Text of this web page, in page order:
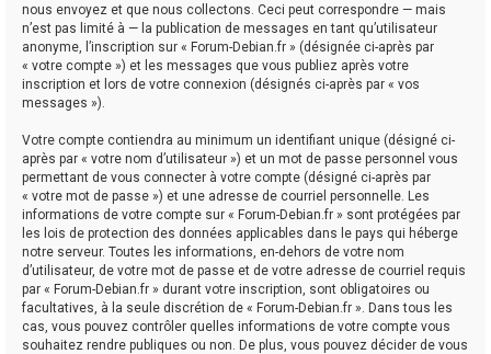
nous envoyez et que nous collectons. Ceci peut correspondre — mais
n’est pas limité à — la publication de messages en tant qu’utilisateur
anonyme, l’inscription sur « Forum-Debian.fr » (désignée ci-après par
« votre compte ») et les messages que vous publiez après votre
inscription et lors de votre connexion (désignés ci-après par « vos
messages »).
Votre compte contiendra au minimum un identifiant unique (désigné ci-
après par « votre nom d’utilisateur ») et un mot de passe personnel vous
permettant de vous connecter à votre compte (désigné ci-après par
« votre mot de passe ») et une adresse de courriel personnelle. Les
informations de votre compte sur « Forum-Debian.fr » sont protégées par
les lois de protection des données applicables dans le pays qui héberge
notre serveur. Toutes les informations, en-dehors de votre nom
d’utilisateur, de votre mot de passe et de votre adresse de courriel requis
par « Forum-Debian.fr » durant votre inscription, sont obligatoires ou
facultatives, à la seule discrétion de « Forum-Debian.fr ». Dans tous les
cas, vous pouvez contrôler quelles informations de votre compte vous
souhaitez rendre publiques ou non. De plus, vous pouvez décider de vous